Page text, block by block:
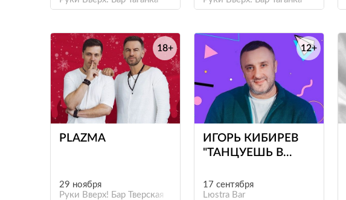
PLAZMA
29 ноября
Руки Вверх! Бар Тверская
18+
ИГОРЬ КИБИРЕВ
"ТАНЦУЕШЬ В
17 сентября
Lюstra Bar
12+